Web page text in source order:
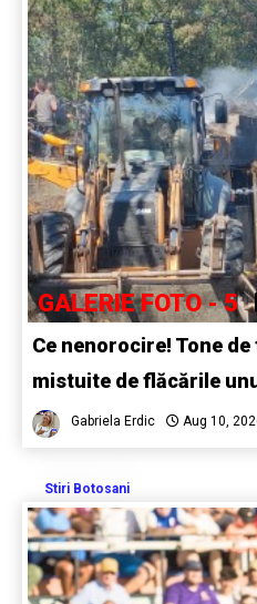
GALERIE FOTO - 5
Ce nenorocire! Tone
mistuite de flăcările
Gabriela Erdic Aug 10,
Stiri Botosani